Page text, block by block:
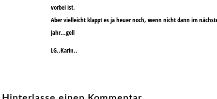
vorbei ist.
Aber vielleicht klappt es ja heuer noch, wenn nicht dann im
Jahr…gell
LG..Karin..